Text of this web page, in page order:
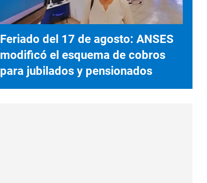
Feriado del 17 de agosto: ANSES
modificó el esquema de cobros
para jubilados y pensionados